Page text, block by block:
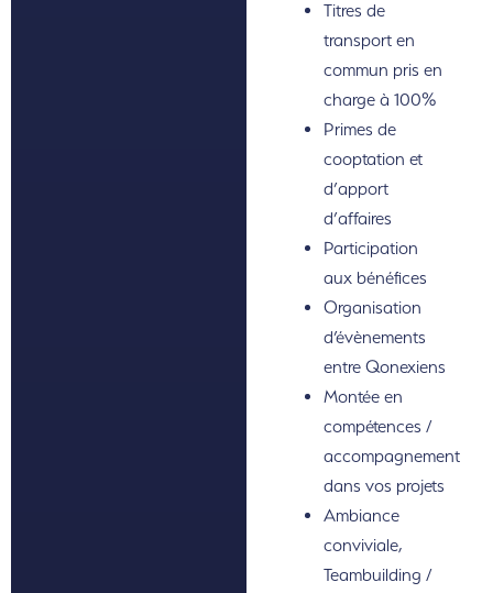
Titres de
transport en
commun pris en
charge à 100%
Primes de
cooptation et
d’apport
d’affaires
Participation
aux bénéfices
Organisation
d’évènements
entre Qonexiens
Montée en
compétences /
accompagnement
dans vos projets
Ambiance
conviviale,
Teambuilding /